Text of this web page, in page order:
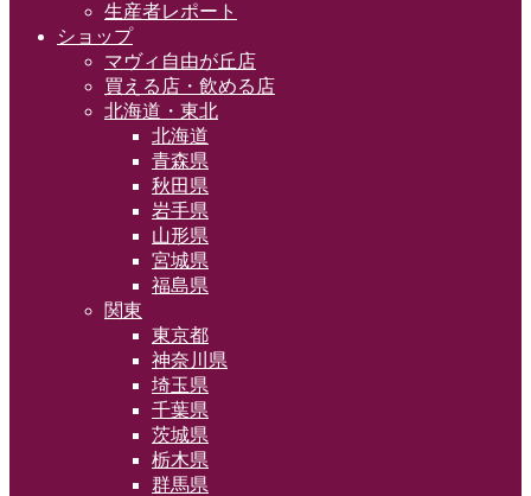
生産者レポート
ショップ
マヴィ自由が丘店
買える店・飲める店
北海道・東北
北海道
青森県
秋田県
岩手県
山形県
宮城県
福島県
関東
東京都
神奈川県
埼玉県
千葉県
茨城県
栃木県
群馬県